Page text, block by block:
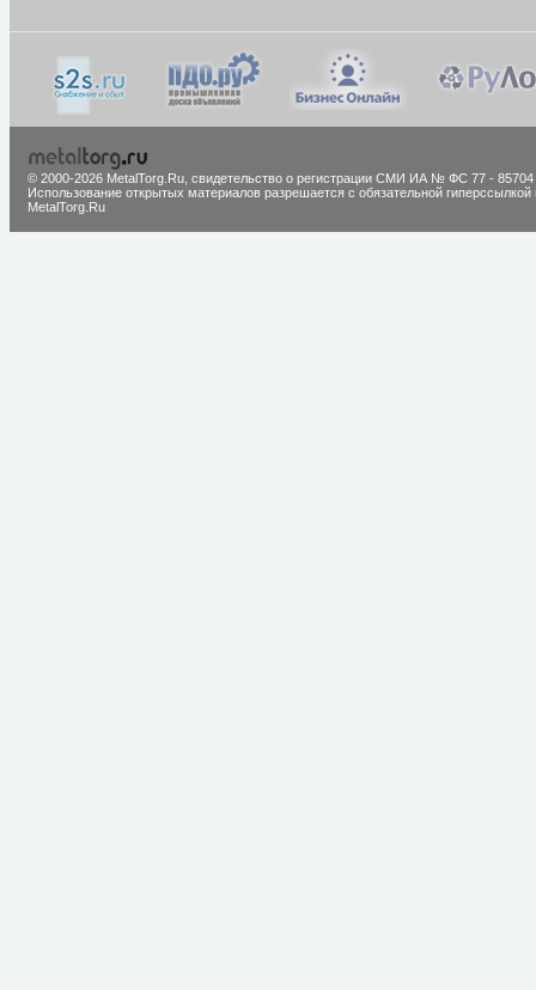
© 2000-2026 MetalTorg.Ru, cвидетельство о регистрации СМИ ИА № ФС 77 - 85704
Использование открытых материалов разрешается с обязательной гиперссылкой
MetalTorg.Ru